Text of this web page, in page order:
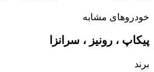
خودروهای مشابه
پیکاپ ، رونیز ، سرانزا
برند